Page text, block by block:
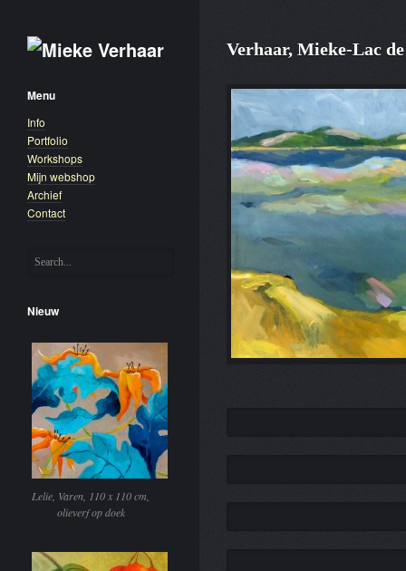
Menu
Info
Portfolio
Workshops
Mijn webshop
Archief
Contact
Nieuw
Lelie, Varen, 110 x 110 cm,
olieverf op doek
Verhaar, Mieke-Lac